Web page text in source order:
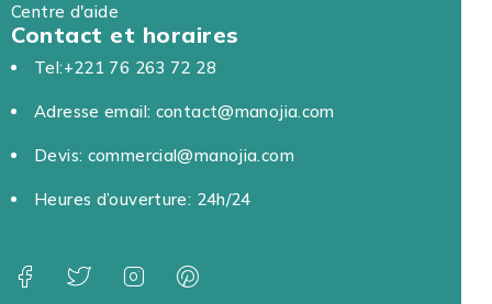
Centre d'aide
Contact et horaires
Tel:+221 76 263 72 28
Adresse email: contact@manojia.com
Devis: commercial@manojia.com
Heures d’ouverture: 24h/24